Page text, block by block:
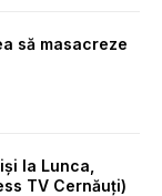
să masacreze
la Lunca,
TV Cernăuți)